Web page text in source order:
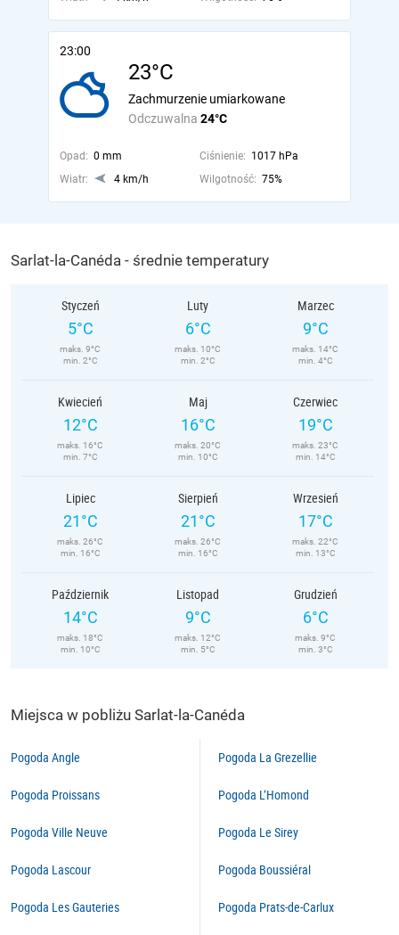
23:00
23°C
Odczuwalna 24°C
Zachmurzenie umiarkowane
Opad: 0 mm Ciśnienie: 1017 hPa
Wiatr:
4 km/h Wilgotność: 75%
Sarlat-la-Canéda - średnie temperatury
Styczeń
5°C
maks. 9°C
min. 2°C
Luty
6°C
maks. 10°C
min. 2°C
Marzec
9°C
maks. 14°C
min. 4°C
Kwiecień
12°C
maks. 16°C
min. 7°C
Maj
16°C
maks. 20°C
min. 10°C
Czerwiec
19°C
maks. 23°C
min. 14°C
Lipiec
21°C
maks. 26°C
min. 16°C
Sierpień
21°C
maks. 26°C
min. 16°C
Wrzesień
17°C
maks. 22°C
min. 13°C
Październik
14°C
maks. 18°C
min. 10°C
Listopad
9°C
maks. 12°C
min. 5°C
Grudzień
6°C
maks. 9°C
min. 3°C
Miejsca w pobliżu Sarlat-la-Canéda
Pogoda Angle
Pogoda Proissans
Pogoda Ville Neuve
Pogoda Lascour
Pogoda Les Gauteries
Pogoda La Grezellie
Pogoda L’Homond
Pogoda Le Sirey
Pogoda Boussiéral
Pogoda Prats-de-Carlux